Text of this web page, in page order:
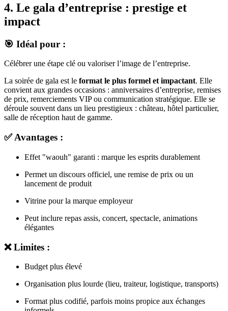
4. Le gala d’entreprise : prestige et
impact
🎯 Idéal pour :
Célébrer une étape clé ou valoriser l’image de l’entreprise.
La soirée de gala est le format le plus formel et impactant. Elle
convient aux grandes occasions : anniversaires d’entreprise, remises
de prix, remerciements VIP ou communication stratégique. Elle se
déroule souvent dans un lieu prestigieux : château, hôtel particulier,
salle de réception haut de gamme.
✅ Avantages :
Effet "waouh" garanti : marque les esprits durablement
Permet un discours officiel, une remise de prix ou un
lancement de produit
Vitrine pour la marque employeur
Peut inclure repas assis, concert, spectacle, animations
élégantes
❌ Limites :
Budget plus élevé
Organisation plus lourde (lieu, traiteur, logistique, transports)
Format plus codifié, parfois moins propice aux échanges